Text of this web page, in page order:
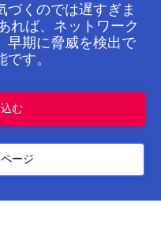
づくのでは遅すぎま
れば、ネットワーク
早期に脅威を検出で
す。
む
ージ